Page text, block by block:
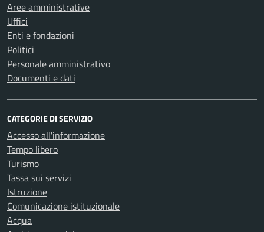
Aree amministrative
Uffici
Enti e fondazioni
Politici
Personale amministrativo
Documenti e dati
CATEGORIE DI SERVIZIO
Accesso all'informazione
Tempo libero
Turismo
Tassa sui servizi
Istruzione
Comunicazione istituzionale
Acqua